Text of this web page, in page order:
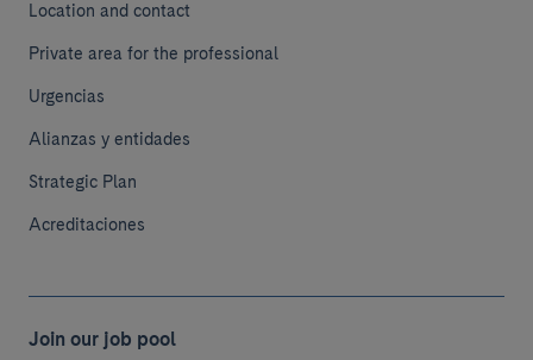
Location and contact
Private area for the professional
Urgencias
Alianzas y entidades
Strategic Plan
Acreditaciones
Join our job pool